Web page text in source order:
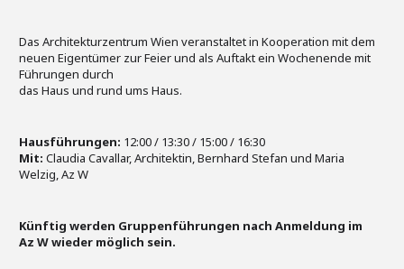
Das Architekturzentrum Wien veranstaltet in Kooperation mit dem
neuen Eigentümer zur Feier und als Auftakt ein Wochenende mit
Führungen durch
das Haus und rund ums Haus.
Hausführungen: 12:00 / 13:30 / 15:00 / 16:30
Mit: Claudia Cavallar, Architektin, Bernhard Stefan und Maria
Welzig, Az W
Künftig werden Gruppenführungen nach Anmeldung im
Az W wieder möglich sein.